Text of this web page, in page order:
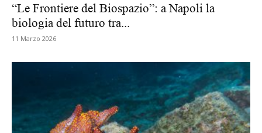
“Le Frontiere del Biospazio”: a Napoli la
biologia del futuro tra...
11 Marzo 2026